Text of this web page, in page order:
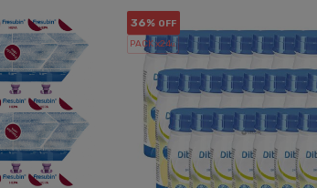
36% OFF
PACK x24u.